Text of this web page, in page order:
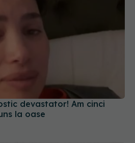
devastator! Am cinci
la oase